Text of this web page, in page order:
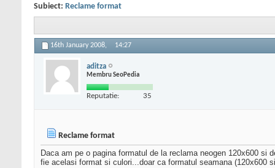
Subiect: Reclame format
16th January 2008, 14:27
aditza
Membru SeoPedia
Reputatie: 35
Reclame format
Daca am pe o pagina formatul de la reclama neogen 120x600
fie acelasi format si culori...doar ca formatul seamana (120x600